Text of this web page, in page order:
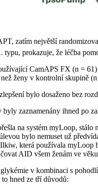
zatím největší
typu, prokazuje, že léčba
CamAPS FX (n =
ženy v kontrolní skupině
bylo dosaženo bez
zaznamenány ihned po
na systém myLoop,
bylo nemuset už
která používala myLoop
AID všem ženám ve
v kombinaci s
to hned ze tří důvodů: